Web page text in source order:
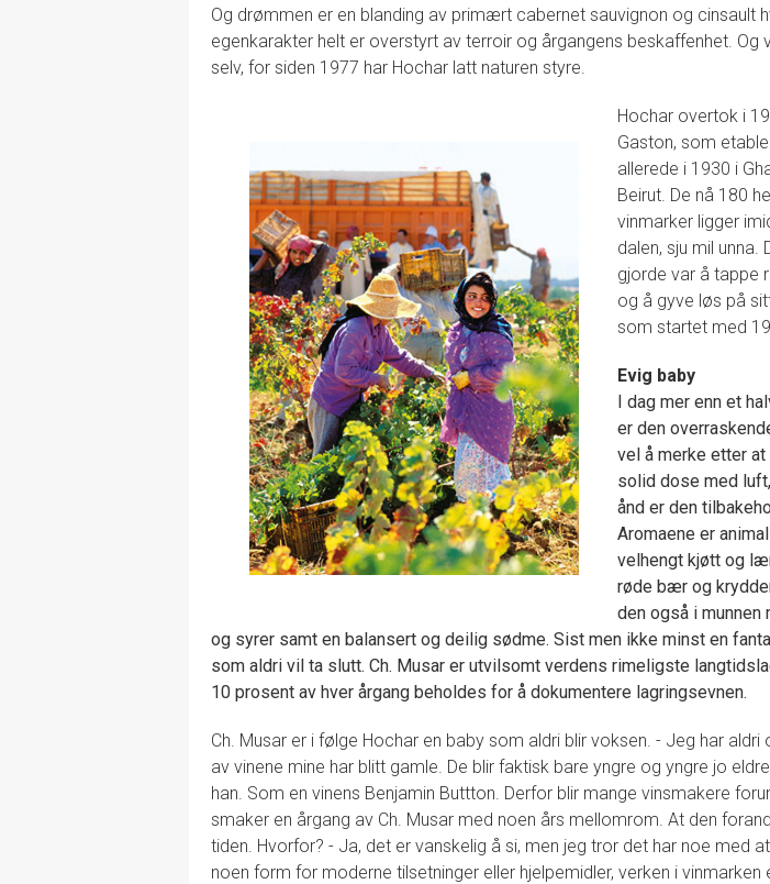
Og drømmen er en blanding av primært cabernet sauvignon og cinsault
egenkarakter helt er overstyrt av terroir og årgangens beskaffenhet. Og
selv, for siden 1977 har Hochar latt naturen styre.
Hochar overtok i
Gaston, som
allerede i 1930 i
Beirut. De nå 180
vinmarker ligger
dalen, sju mil unna.
gjorde var å tappe
og å gyve løs på
som startet med
Evig baby
I dag mer enn et
er den
vel å merke etter
solid dose med
ånd er den
Aromaene er
velhengt kjøtt og
røde bær og
den også i munnen
og syrer samt en balansert og deilig sødme. Sist men ikke minst en
som aldri vil ta slutt. Ch. Musar er utvilsomt verdens rimeligste
10 prosent av hver årgang beholdes for å dokumentere lagringsevnen.
Ch. Musar er i følge Hochar en baby som aldri blir voksen. - Jeg har aldri
av vinene mine har blitt gamle. De blir faktisk bare yngre og yngre jo
han. Som en vinens Benjamin Buttton. Derfor blir mange vinsmakere
smaker en årgang av Ch. Musar med noen års mellomrom. At den
tiden. Hvorfor? - Ja, det er vanskelig å si, men jeg tror det har noe med
noen form for moderne tilsetninger eller hjelpemidler, verken i vinmarken